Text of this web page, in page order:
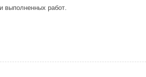
выполненных работ.